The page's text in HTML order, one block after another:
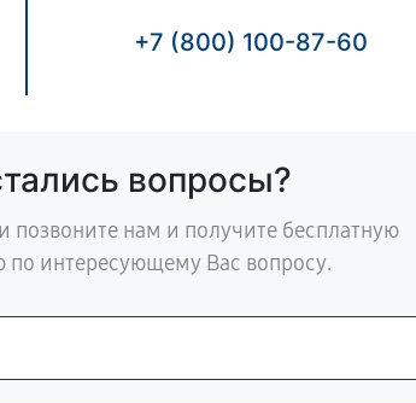
+7 (800) 100-87-60
вопросы?
позвоните нам и получите бесплатную
по интересующему Вас вопросу.